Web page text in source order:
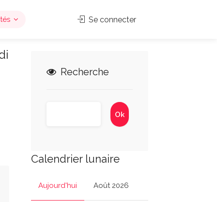
Se connecter
Recherche
Calendrier lunaire
Aujourd'hui Août 2026